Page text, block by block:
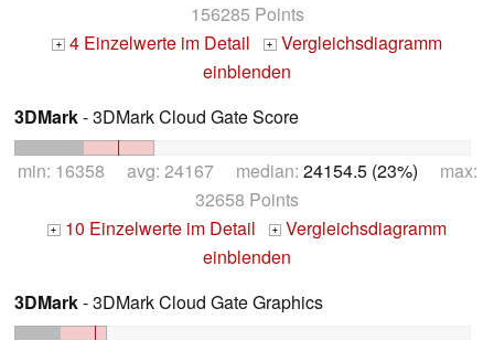
156285 Points
+ 4 Einzelwerte im Detail + Vergleichsdiagramm
einblenden
3DMark- 3DMark Cloud Gate Score
min: 16358 avg: 24167 median: 24154.5 (23%) max:
32658 Points
+ 10 Einzelwerte im Detail +
Vergleichsdiagramm
einblenden
3DMark- 3DMark Cloud Gate Graphics